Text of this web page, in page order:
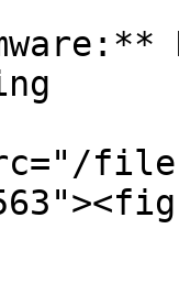
files/